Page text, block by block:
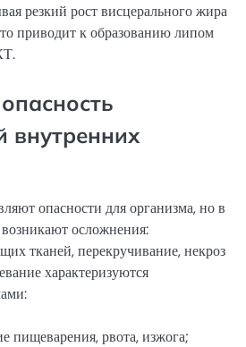
резкий рост висцерального жира
приводит к образованию липом
внутренних
опасности для организма, но в
осложнения:
тканей, перекручивание, некроз
характеризуются
пищеварения, рвота, изжога;